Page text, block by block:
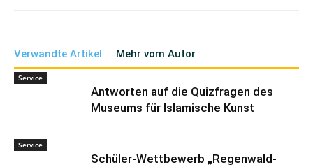
Verwandte Artikel Mehr vom Autor
Service
Antworten auf die Quizfragen des
Museums für Islamische Kunst
Service
Schüler-Wettbewerb „Regenwald-